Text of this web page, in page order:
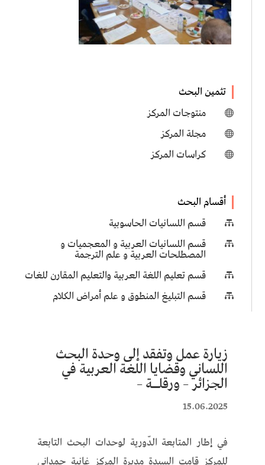
تثمين البحث
 منتوجات المركز
 مجلة المركز
 كراسات المركز
أقسام البحث
 قسم اللسانيات الحاسوبية
 قسم اللسانيات العربية و المعجميات و
المصطلحات العربية و علم الترجمة
 قسم تعليم اللغة العربية والتعليم المقارن للغات
 قسم التبليغ المنطوق و علم أمراض الكلام
زيارة عمل وتفقد إلى وحدة البحث
اللساني وقضايا اللغة العربية في
الجزائر – ورقلــة –
15.06.2025
في إطار المتابعة الدّورية لوحدات البحث التابعة